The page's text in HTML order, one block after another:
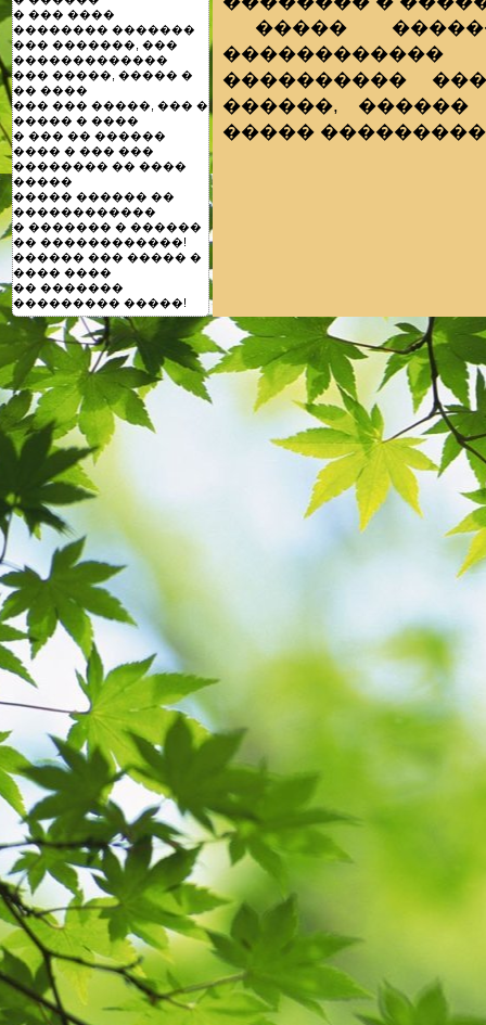
� ��� ����
�������� �������
��� �������, ���
�������������
��� �����, ����� �
�� ����
��� ��� �����, ��� �
����� � ����
� ��� �� ������
���� � ��� ���
�������� �� ����
�����
����� ������ ��
������������
� ������� � ������
�� ������������!
������ ��� ����� �
���� ����
�� �������
��������� �����!
�����
������������
����������
������,
�����